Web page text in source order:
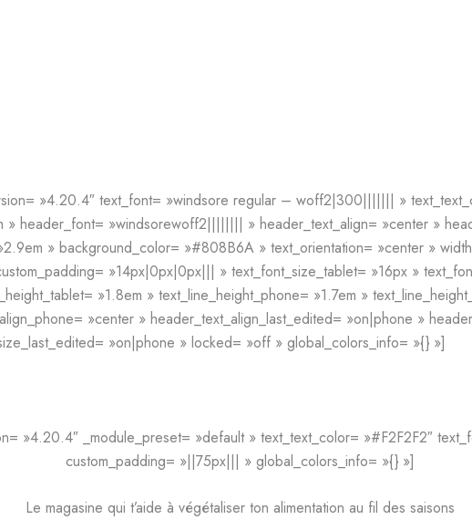
»4.20.4″ text_font= »windsore regular – woff2|300||||||| »
» header_font= »windsorewoff2|||||||| » header_text_align= »center »
» background_color= »#808B6A » text_orientation= »center »
»14px|0px|0px||| » text_font_size_tablet= »16px »
»1.8em » text_line_height_phone= »1.7em »
»center » header_text_align_last_edited= »on|phone »
»on|phone » locked= »off » global_colors_info= »{} »]
»4.20.4″ _module_preset= »default » text_text_color= »#F2F2F2″
custom_padding= »||75px||| » global_colors_info= »{} »]
Le magasine qui t’aide à végétaliser ton alimentation au fil des saisons